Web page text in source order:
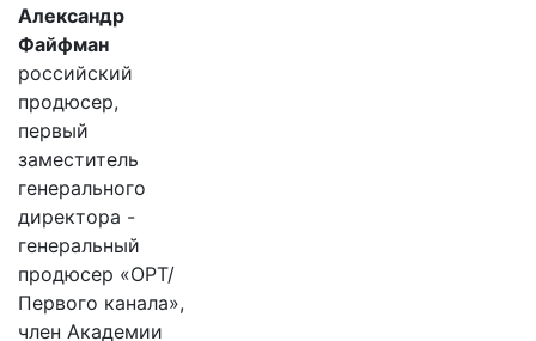
Александр
Файфман
российский
продюсер,
первый
заместитель
генерального
директора -
генеральный
продюсер «ОРТ/
Первого канала»,
член Академии